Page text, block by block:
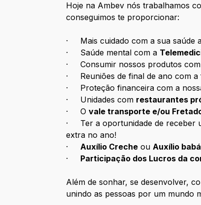
Hoje na Ambev nós trabalhamos
conseguimos te proporcionar:
· Mais cuidado com a sua saúde
· Saúde mental com a
· Consumir nossos produtos
· Reuniões de final de ano com a
· Proteção financeira com a
· Unidades com restaurantes
· Ovale transporte e/ou
· Ter a oportunidade de receber
extra no ano!
·Auxílio Creche ouAuxílio babá
· Participação dos Lucros da
Além de sonhar, se desenvolver,
unindo as pessoas por um mundo